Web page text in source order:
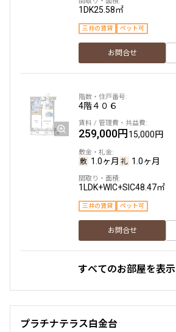
1DK25.58㎡
三井の賃貸 ペット可
お問合せ
4階４０６
259,000円15,000円
1.0ヶ月 1.0ヶ月
1LDK+WIC+SIC48.47㎡
三井の賃貸 ペット可
お問合せ
すべてのお部屋を表示
プラチナテラス白金台